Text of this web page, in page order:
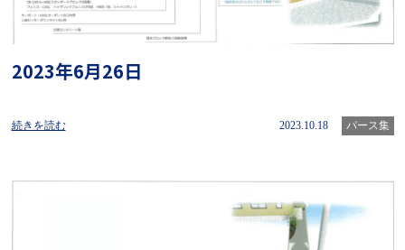
2023年6月26日
続きを読む 2023.10.18 パース集